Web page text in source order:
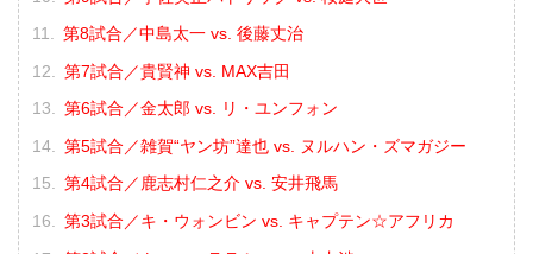
第8試合／中島太一 vs. 後藤丈治
第7試合／貴賢神 vs. MAX吉田
第6試合／金太郎 vs. リ・ユンフォン
第5試合／雑賀“ヤン坊”達也 vs. ヌルハン・ズマガジー
第4試合／鹿志村仁之介 vs. 安井飛馬
第3試合／キ・ウォンビン vs. キャプテン☆アフリカ